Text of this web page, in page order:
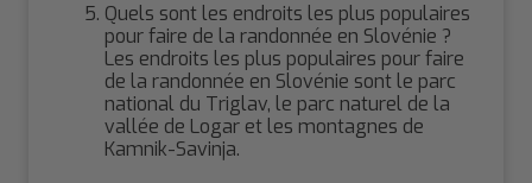
Quels sont les endroits les plus populaires
pour faire de la randonnée en Slovénie ?
Les endroits les plus populaires pour faire
de la randonnée en Slovénie sont le parc
national du Triglav, le parc naturel de la
vallée de Logar et les montagnes de
Kamnik-Savinja.